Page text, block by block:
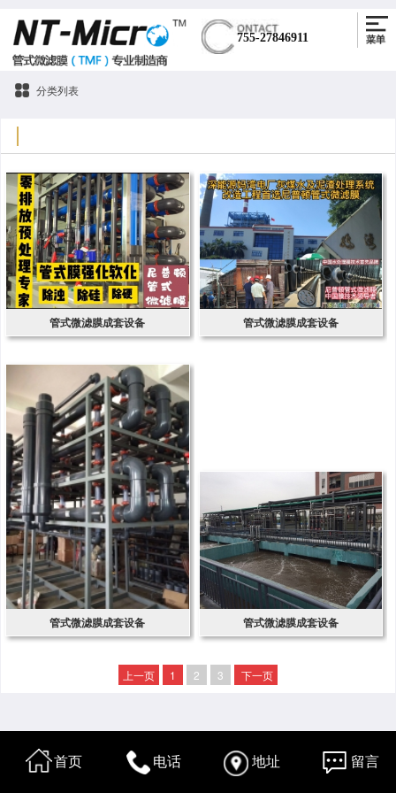
755-27846911
分类列表
管式微滤膜成套设备 管式微滤膜成套设备
管式微滤膜成套设备 管式微滤膜成套设备
上一页 1 2 3 下一页
首页 电话 地址 留言